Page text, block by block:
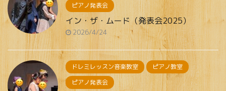
ピアノ発表会
イン・ザ・ムード（発表会2025）
2026/4/24
ドレミレッスン音楽教室
ピアノ教室
ピアノ発表会